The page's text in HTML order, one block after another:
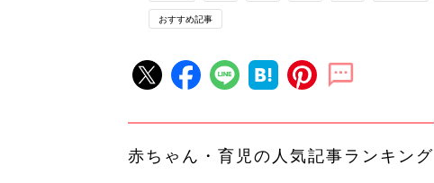
おすすめ記事
赤ちゃん・育児の人気記事ランキング